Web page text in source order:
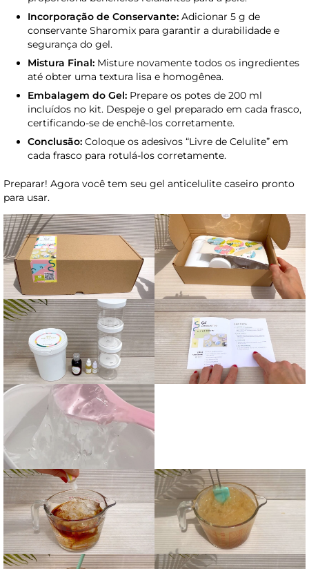
Incorporação de Conservante: Adicionar 5 g de
conservante Sharomix para garantir a durabilidade e
segurança do gel.
Mistura Final: Misture novamente todos os ingredientes
até obter uma textura lisa e homogênea.
Embalagem do Gel: Prepare os potes de 200 ml
incluídos no kit. Despeje o gel preparado em cada frasco,
certificando-se de enchê-los corretamente.
Conclusão: Coloque os adesivos “Livre de Celulite” em
cada frasco para rotulá-los corretamente.
Preparar! Agora você tem seu gel anticelulite caseiro pronto
para usar.